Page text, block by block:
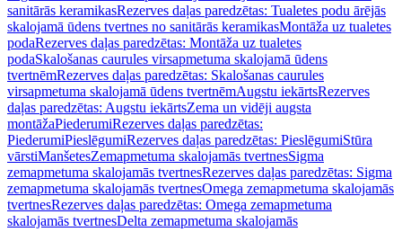
sanitārās keramikasRezerves daļas paredzētas: Tualetes podu ārējās
skalojamā ūdens tvertnes no sanitārās keramikasMontāža uz tualetes
podaRezerves daļas paredzētas: Montāža uz tualetes
podaSkalošanas caurules virsapmetuma skalojamā ūdens
tvertnēmRezerves daļas paredzētas: Skalošanas caurules
virsapmetuma skalojamā ūdens tvertnēmAugstu iekārtsRezerves
daļas paredzētas: Augstu iekārtsZema un vidēji augsta
montāžaPiederumiRezerves daļas paredzētas:
PiederumiPieslēgumiRezerves daļas paredzētas: PieslēgumiStūra
vārstiManšetesZemapmetuma skalojamās tvertnesSigma
zemapmetuma skalojamās tvertnesRezerves daļas paredzētas: Sigma
zemapmetuma skalojamās tvertnesOmega zemapmetuma skalojamās
tvertnesRezerves daļas paredzētas: Omega zemapmetuma
skalojamās tvertnesDelta zemapmetuma skalojamās